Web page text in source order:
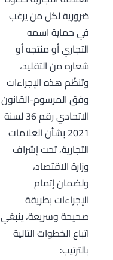
ضرورية لكل من يرغب
في حماية اسمه
التجاري أو منتجه أو
شعاره من التقليد،
وتنظَّم هذه الإجراءات
وفق المرسوم-القانون
الاتحادي رقم 36 لسنة
2021 بشأن العلامات
التجارية، تحت إشراف
وزارة الاقتصاد،
ولضمان إتمام
الإجراءات بطريقة
صحيحة وسريعة، ينبغي
اتباع الخطوات التالية
بالترتيب: